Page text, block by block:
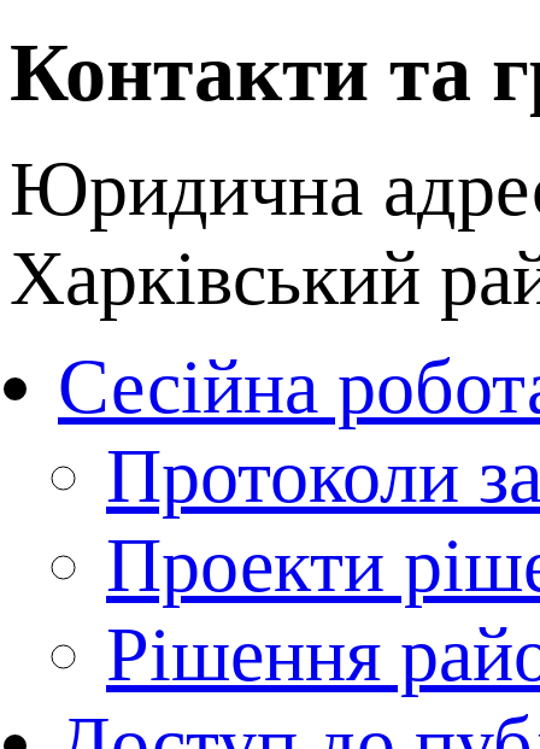
Контакти та
Юридична
Харківський
Сесійна
Протоколи
Проекти
Рішення